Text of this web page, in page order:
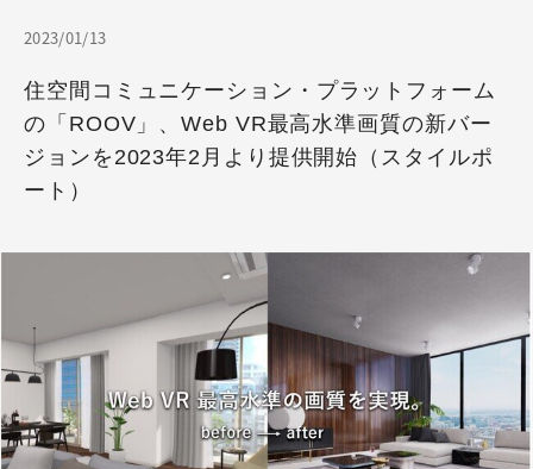
2023/01/13
住空間コミュニケーション・プラットフォーム
の「ROOV」、Web VR最高水準画質の新バー
ジョンを2023年2月より提供開始（スタイルポ
ート）